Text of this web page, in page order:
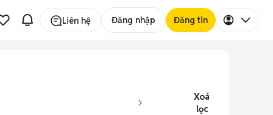
Liên hệ Đăng nhập Đăng tin
Xoá
lọc